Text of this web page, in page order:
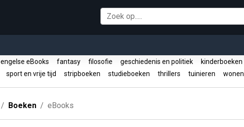
engelse eBooks fantasy filosofie geschiedenis en politiek kinderboeken
sport en vrije tijd stripboeken studieboeken thrillers tuinieren wonen
Boeken eBooks